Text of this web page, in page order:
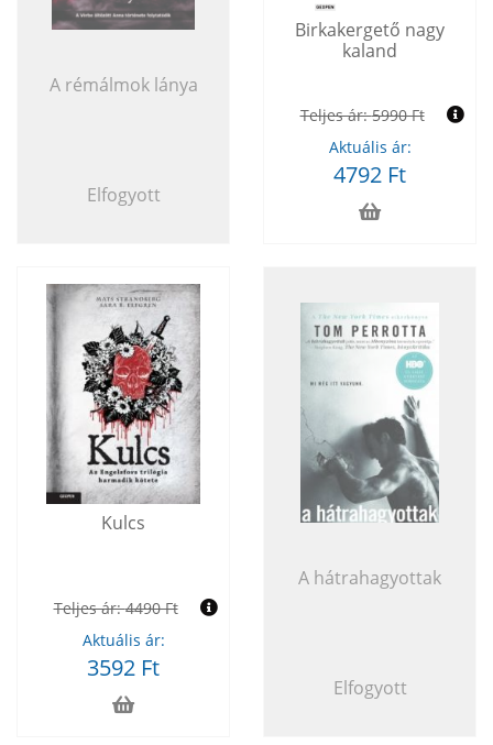
A rémálmok lánya
Elfogyott
Birkakergető nagy
kaland
Teljes ár:5990 Ft
Aktuális ár:
4792 Ft
Kulcs
Teljes ár:4490 Ft
Aktuális ár:
3592 Ft
A hátrahagyottak
Elfogyott